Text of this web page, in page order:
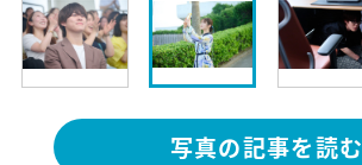
写真の記事を読む